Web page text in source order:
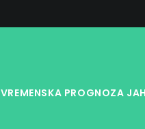
VREMENSKA PROGNOZA